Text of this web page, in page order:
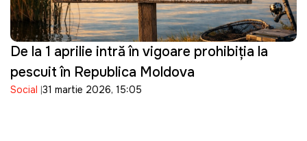
De la 1 aprilie intră în vigoare prohibiția la
pescuit în Republica Moldova
Social 31 martie 2026, 15:05